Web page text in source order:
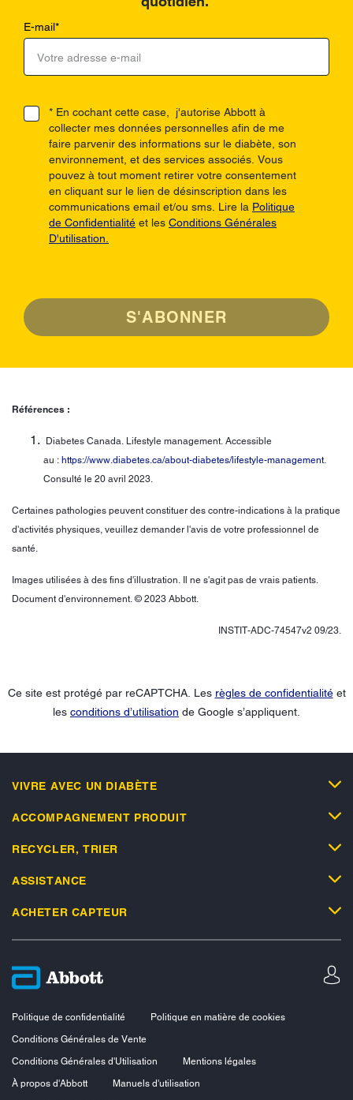
E-mail*
* En cochant cette case, j'autorise Abbott à
collecter mes données personnelles afin de me
faire parvenir des informations sur le diabète, son
environnement, et des services associés. Vous
pouvez à tout moment retirer votre consentement
en cliquant sur le lien de désinscription dans les
communications email et/ou sms. Lire la Politique
de Confidentialité et les Conditions Générales
D'utilisation.
S'ABONNER
Références :
Diabetes Canada. Lifestyle management. Accessible
au : https://www.diabetes.ca/about-diabetes/lifestyle-management.
Consulté le 20 avril 2023.
Certaines pathologies peuvent constituer des contre-indications à la pratique
d'activités physiques, veuillez demander l'avis de votre professionnel de
santé.
Images utilisées à des fins d'illustration. Il ne s'agit pas de vrais patients.
Document d'environnement. © 2023 Abbott.
INSTIT-ADC-74547v2 09/23.
Ce site est protégé par reCAPTCHA. Les règles de confidentialitéet
les conditions d’utilisation de Google s’appliquent.
VIVRE AVEC UN DIABÈTE
ACCOMPAGNEMENT PRODUIT
RECYCLER, TRIER
ASSISTANCE
ACHETER CAPTEUR
Politique de confidentialité
Politique en matière de cookies
Conditions Générales de Vente
Conditions Générales d'Utilisation
Mentions légales
À propos d'Abbott
Manuels d'utilisation